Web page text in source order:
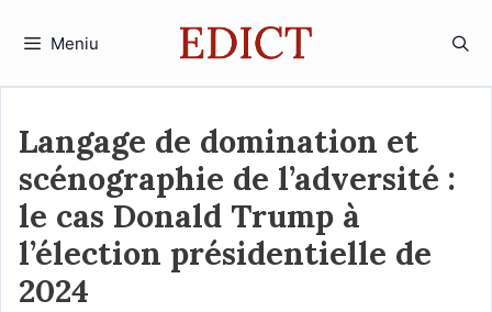
Meniu
Langage de domination et
scénographie de l’adversité :
le cas Donald Trump à
l’élection présidentielle de
2024